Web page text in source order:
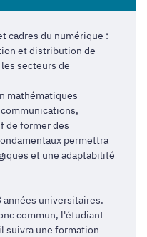
cadres du numérique :
et distribution de
secteurs de
mathématiques
de former des
permettra
et une adaptabilité
années universitaires.
commun, l'étudiant
suivra une formation